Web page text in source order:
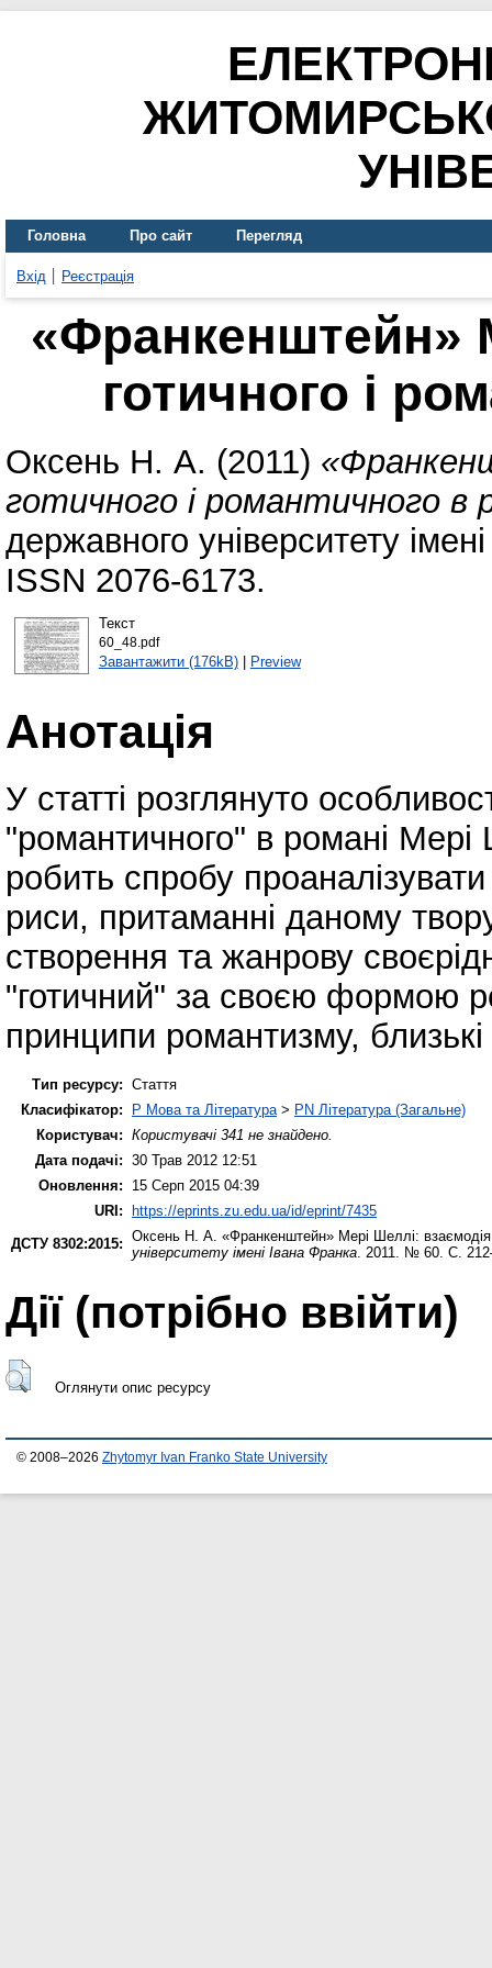
Головна Про сайт Перегляд
Вхід Реєстрація
«Франкенштейн»
готичного і
Оксень Н. А. (2011)
готичного і романтичного в
державного університету
ISSN 2076-6173.
Текст
60_48.pdf
Завантажити (176kB)| Preview
Анотація
У статті розглянуто
"романтичного" в романі
робить спробу
риси, притаманні даному
створення та жанрову
"готичний" за своєю формою
принципи романтизму, близькі
Тип ресурсу: Стаття
Класифікатор:
P Мова та Література > PN Література (Загальне)
Користувач: Користувачі 341 не знайдено.
Дата подачі: 30 Трав 2012 12:51
Оновлення:
15 Серп 2015 04:39
URI: https://eprints.zu.edu.ua/id/eprint/7435
ДСТУ 8302:2015: Оксень Н. А. «Франкенштейн» Мері Шеллі:
університету імені Івана Франка . 2011. № 60. С.
Дії ​​(потрібно ввійти)
Оглянути опис ресурсу
© 2008–2026 Zhytomyr Ivan Franko State University